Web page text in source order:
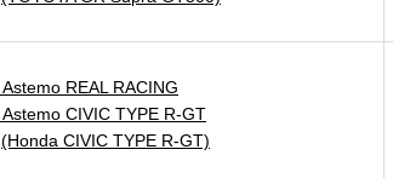
Astemo REAL RACING
Astemo CIVIC TYPE R-GT
(Honda CIVIC TYPE R-GT)